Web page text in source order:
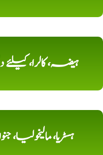
ہیضہ، کالرا،
ہسٹریا،